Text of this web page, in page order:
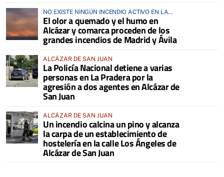
NO EXISTE NINGÚN INCENDIO ACTIVO EN LA
COMARCA
El olor a quemado y el humo en
Alcázar y comarca proceden de los
grandes incendios de Madrid y Ávila
ALCÁZAR DE SAN JUAN
La Policía Nacional detiene a varias
personas en La Pradera por la
agresión a dos agentes en Alcázar de
San Juan
ALCÁZAR DE SAN JUAN
Un incendio calcina un pino y alcanza
la carpa de un establecimiento de
hostelería en la calle Los Ángeles de
Alcázar de San Juan